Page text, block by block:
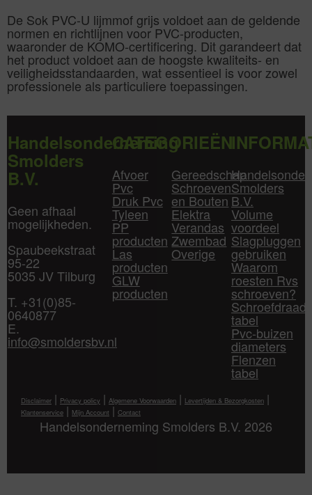
De Sok PVC-U lijmmof grijs voldoet aan de geldende
normen en richtlijnen voor PVC-producten,
waaronder de KOMO-certificering. Dit garandeert dat
het product voldoet aan de hoogste kwaliteits- en
veiligheidsstandaarden, wat essentieel is voor zowel
professionele als particuliere toepassingen.
Handelsonderneming
Smolders
B.V.
Geen afhaal
mogelijkheden.
Spaubeekstraat
95-22
5035 JV Tilburg
T. +31(0)85-
0640877
E.
info@smoldersbv.nl
CATEGORIEËN
Afvoer
Pvc
Druk Pvc
Tyleen
PP
producten
Las
producten
GLW
producten
Gereedschap
Schroeven
en Bouten
Elektra
Verandas
Zwembad
Overige
Smolders
B.V.
Volume
voordeel
Slagpluggen
gebruiken
Waarom
roesten Rvs
schroeven?
Schroefdraad
tabel
Pvc-buizen
diameters
Flenzen
tabel
Disclaimer | Privacy policy | Algemene Voorwaarden | Levertijden & Bezorgkosten |
Klantenservice | Mijn Account | Contact
Handelsonderneming Smolders B.V. 2026